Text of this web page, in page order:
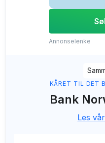
Annonselenke
KÅRET TIL DET
Bank
Les